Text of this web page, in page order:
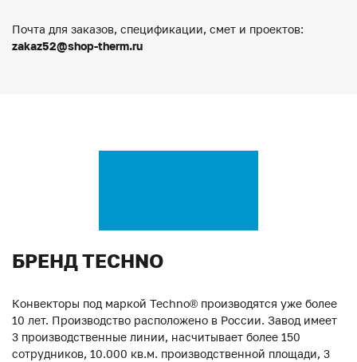
Почта для заказов, спецификации, смет и проектов:
zakaz52@shop-therm.ru
БРЕНД TECHNO
Конвекторы под маркой Techno® производятся уже более
10 лет. Производство расположено в России. Завод имеет
3 производственные линии, насчитывает более 150
сотрудников, 10.000 кв.м. производственной площади, 3